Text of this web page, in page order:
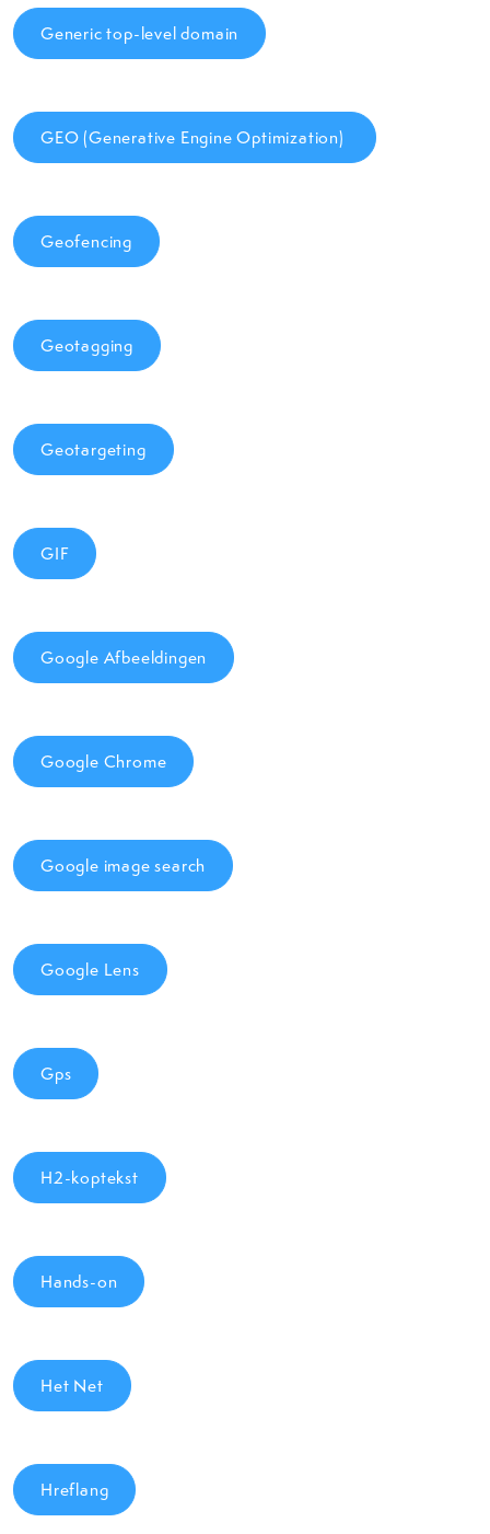
Generic top-level domain
GEO (Generative Engine Optimization)
Geofencing
Geotagging
Geotargeting
GIF
Google Afbeeldingen
Google Chrome
Google image search
Google Lens
Gps
H2-koptekst
Hands-on
Het Net
Hreflang